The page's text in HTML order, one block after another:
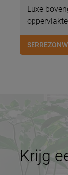
Luxe
Krijg